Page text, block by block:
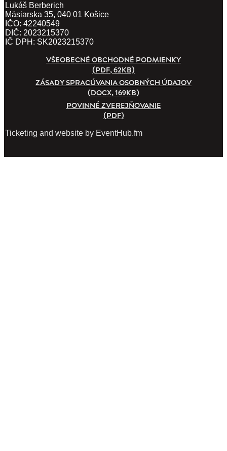
Lukáš Berberich
Mäsiarska 35, 040 01 Košice
IČO: 42240549
DIČ: 2023215370
IČ DPH: SK2023215370
VŠEOBECNÉ OBCHODNÉ PODMIENKY
(PDF, 62KB)
ZÁSADY SPRACÚVANIA OSOBNÝCH ÚDAJOV
(DOCX, 169KB)
POVINNÉ ZVEREJŇOVANIE
(PDF)
Ticketing and website by EventHub.fm